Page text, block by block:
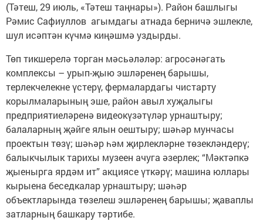
(Тәтеш, 29 июль, «Тәтеш таңнары»). Район башлыгы
Рәмис Сафиуллов агымдагы атнада берничә эшлек­ле,
шул исәптән күчмә киңәшмә уздырды.
Төп тикшерелә торган мәсьәләләр: агросәнәгать
комплексы – урып-җыю эшләренең барышы,
терлекчелекне үстерү, фермалардагы чистарту
корылмаларының эше, район авыл хуҗалыгы
предприятиеләренә видео­күзәтүләр урнаштыру;
балаларның җәйге ялын оештыру; шәһәр мунчасы
проектын төзү; шәһәр һәм җирлекләрне төзекләндерү;
балыкчылык тарихы музеен ачуга әзерлек; “Мәктәпкә
җые­нырга ярдәм ит” акциясе үткәрү; машина юллары
кырыена беседкалар урнаштыру; шәһәр
объектларында төзелеш эшләренең барышы; җаваплы
затларның башкару тәртибе.